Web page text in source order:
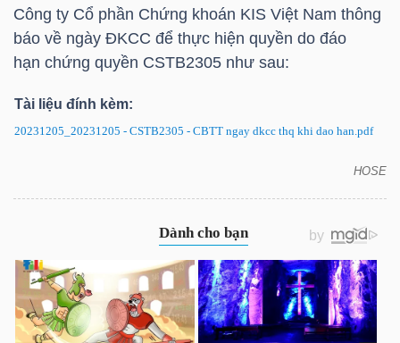
Công ty Cổ phần Chứng khoán KIS Việt Nam thông
báo về ngày ĐKCC để thực hiện quyền do đáo
hạn chứng quyền CSTB2305 như sau:
Tài liệu đính kèm:
20231205_20231205 - CSTB2305 - CBTT ngay dkcc thq khi dao han.pdf
HOSE
SẢN
HÀNG
HÓA